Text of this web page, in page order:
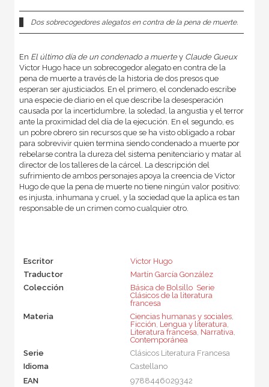
Dos sobrecogedores alegatos en contra de la pena de muerte.
En El último día de un condenado a muertey Claude Gueux
Victor Hugo hace un sobrecogedor alegato en contra de la
pena de muerte a través de la historia de dos presos que
esperan ser ajusticiados. En el primero, el condenado escribe
una especie de diario en el que describe la desesperación
causada por la incertidumbre, la soledad, la angustia y el terror
ante la proximidad del día de la ejecución. En el segundo, es
un pobre obrero sin recursos que se ha visto obligado a robar
para sobrevivir quien termina siendo condenado a muerte por
rebelarse contra la dureza del sistema penitenciario y matar al
director de los talleres de la cárcel. La descripción del
sufrimiento de ambos personajes apoya la creencia de Victor
Hugo de que la pena de muerte no tiene ningún valor positivo:
es injusta, inhumana y cruel, y la sociedad que la aplica es tan
responsable de un crimen como cualquier otro.
Escritor
Victor Hugo
Traductor
Martín García González
Colección
Básica de Bolsillo  Serie
Clásicos de la literatura
francesa
Materia
Ciencias humanas y sociales,
Ficción, Lengua y literatura,
Literatura francesa, Narrativa,
Contemporánea
Serie
Clásicos Literatura Francesa
Idioma
Castellano
EAN
9788446029342